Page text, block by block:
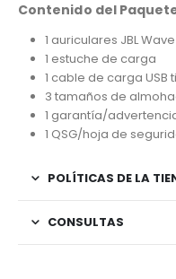
Contenido del
1 auriculares JBL
1 estuche de carga
1 cable de carga USB
3 tamaños de
1 garantía/
1 QSG/hoja de
POLÍTICAS DE LA
CONSULTAS